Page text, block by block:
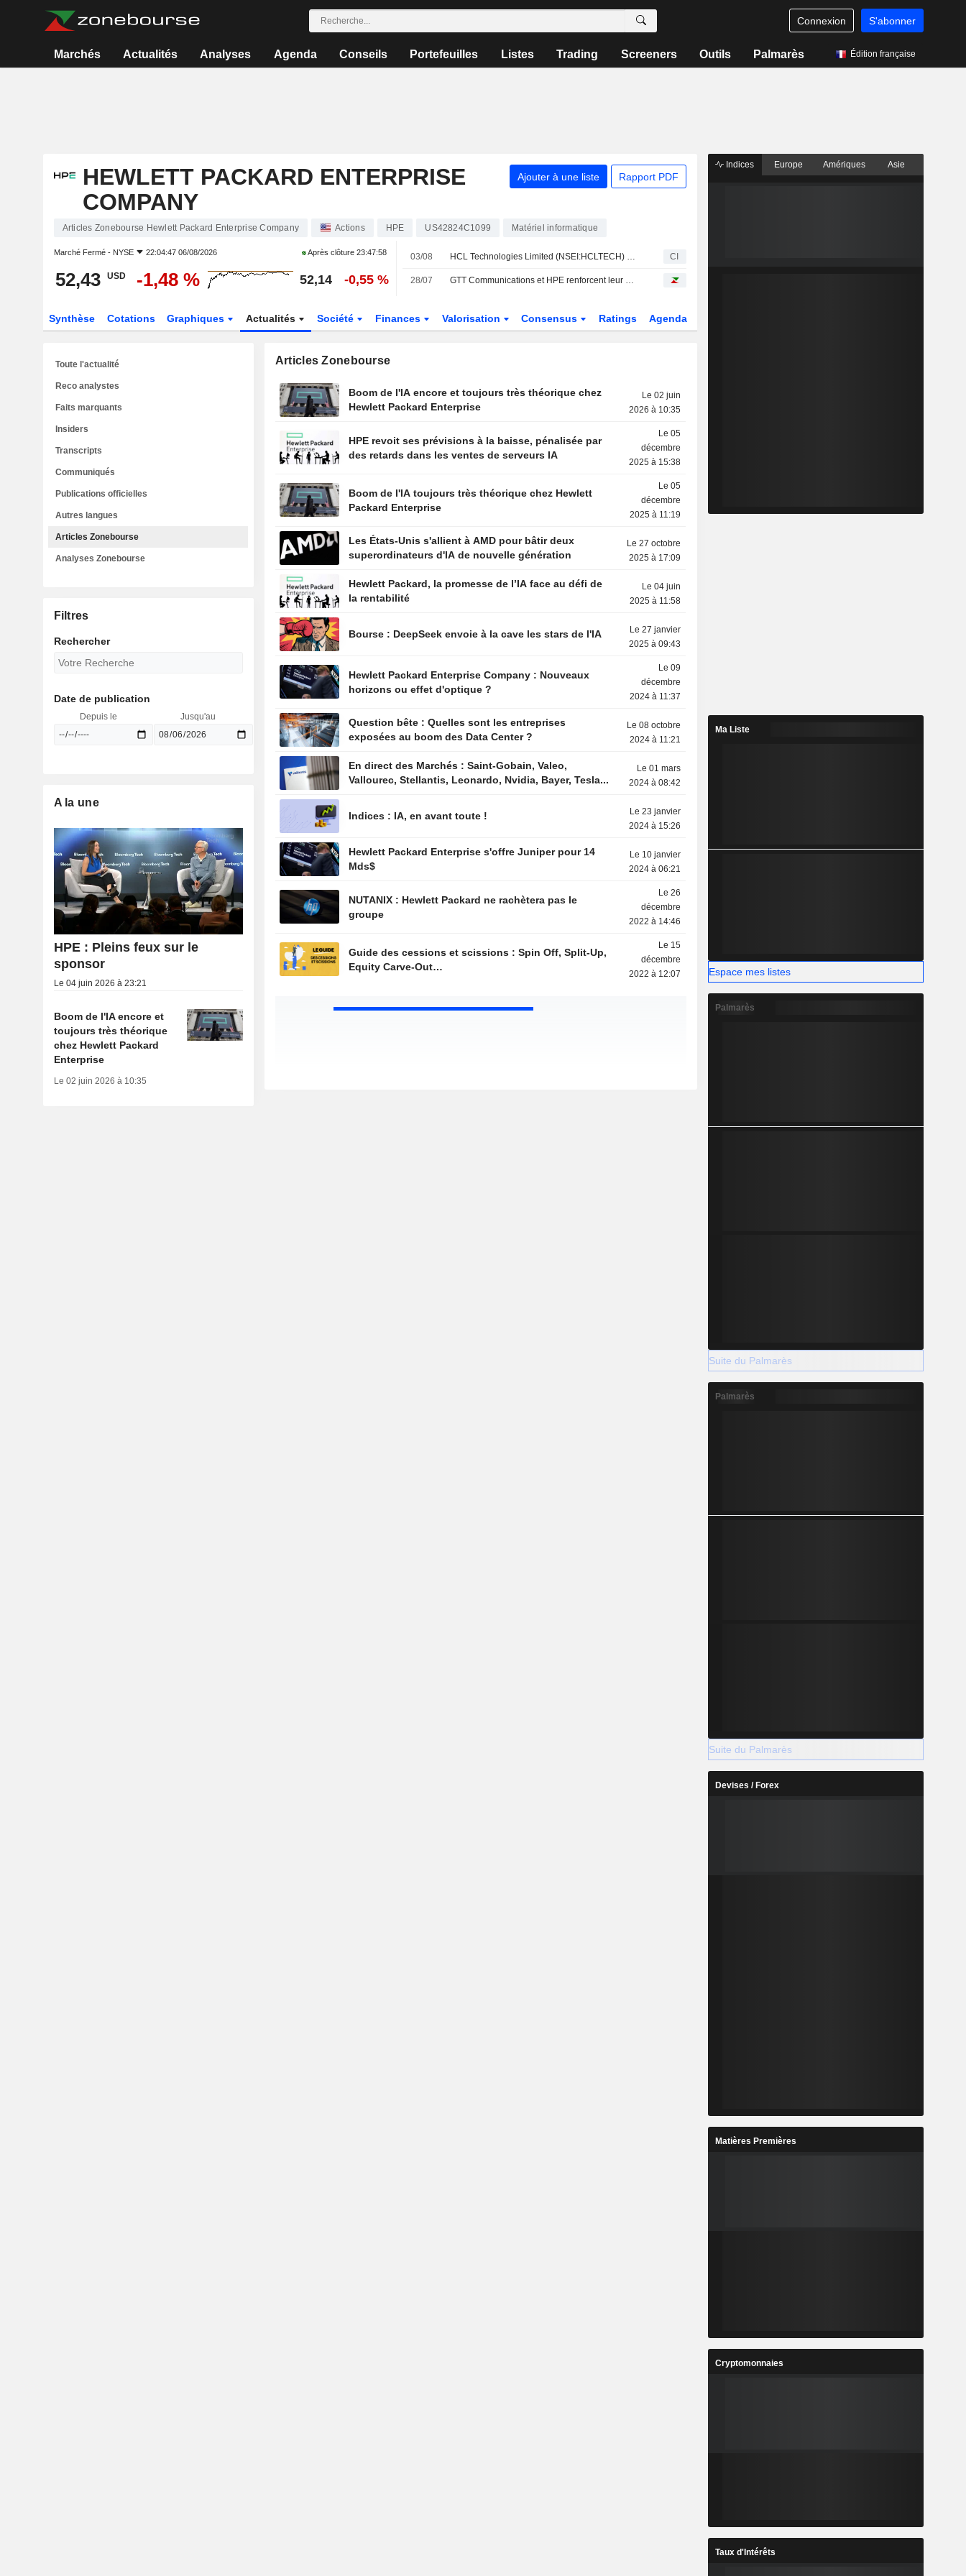
Connexion S'abonner
Marchés Actualités Analyses Agenda Conseils Portefeuilles Listes Trading Screeners Outils Palmarès Édition française
HEWLETT PACKARD ENTERPRISE
COMPANY
Ajouter à une liste Rapport PDF
Articles Zonebourse Hewlett Packard Enterprise Company Actions HPE US42824C1099 Matériel informatique
Marché Fermé - NYSE 22:04:47 06/08/2026 Après clôture 23:47:58
52,43 USD -1,48 % 52,14 -0,55 %
03/08 HCL Technologies Limited (NSEI:HCLTECH) a finalisé l'acquisition de l'activité Telco Solutions de Hewlett Packard Enterprise Company (NYSE:HPE). CI
28/07 GTT Communications et HPE renforcent leur partenariat
Synthèse Cotations Graphiques Actualités Société Finances Valorisation Consensus Ratings Agenda
Articles Zonebourse
Boom de l'IA encore et toujours très théorique chez
Hewlett Packard Enterprise
Le 02 juin
2026 à 10:35
HPE revoit ses prévisions à la baisse, pénalisée par
des retards dans les ventes de serveurs IA
Le 05
décembre
2025 à 15:38
Boom de l'IA toujours très théorique chez Hewlett
Packard Enterprise
Le 05
décembre
2025 à 11:19
Les États-Unis s'allient à AMD pour bâtir deux
superordinateurs d'IA de nouvelle génération
Le 27 octobre
2025 à 17:09
Hewlett Packard, la promesse de l’IA face au défi de
la rentabilité
Le 04 juin
2025 à 11:58
Bourse : DeepSeek envoie à la cave les stars de l'IA
Le 27 janvier
2025 à 09:43
Hewlett Packard Enterprise Company : Nouveaux
horizons ou effet d'optique ?
Le 09
décembre
2024 à 11:37
Question bête : Quelles sont les entreprises
exposées au boom des Data Center ?
Le 08 octobre
2024 à 11:21
En direct des Marchés : Saint-Gobain, Valeo,
Vallourec, Stellantis, Leonardo, Nvidia, Bayer, Tesla...
Le 01 mars
2024 à 08:42
Indices : IA, en avant toute !
Le 23 janvier
2024 à 15:26
Hewlett Packard Enterprise s'offre Juniper pour 14
Mds$
Le 10 janvier
2024 à 06:21
NUTANIX : Hewlett Packard ne rachètera pas le
groupe
Le 26
décembre
2022 à 14:46
Guide des cessions et scissions : Spin Off, Split-Up,
Equity Carve-Out…
Le 15
décembre
2022 à 12:07
Toute l'actualité
Reco analystes
Faits marquants
Insiders
Transcripts
Communiqués
Publications officielles
Autres langues
Articles Zonebourse
Analyses Zonebourse
Filtres
Rechercher
Date de publication
Depuis le Jusqu'au
A la une
HPE : Pleins feux sur le
sponsor
Le 04 juin 2026 à 23:21
Boom de l'IA encore et
toujours très théorique
chez Hewlett Packard
Enterprise
Le 02 juin 2026 à 10:35
Indices Europe Amériques Asie
Ma Liste
Espace mes listes
Palmarès
Suite du Palmarès
Palmarès
Suite du Palmarès
Devises / Forex
Matières Premières
Cryptomonnaies
Taux d'Intérêts